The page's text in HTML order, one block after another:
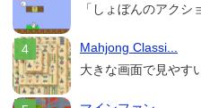
「しょぼんのアクシ
Mahjong Classi...
大きな画面で見やす